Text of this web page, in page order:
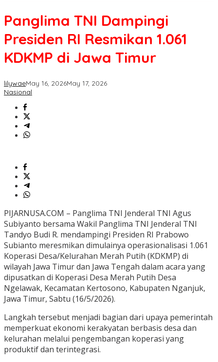
Panglima TNI Dampingi
Presiden RI Resmikan 1.061
KDKMP di Jawa Timur
lilywaeMay 16, 2026May 17, 2026
Nasional
PIJARNUSA.COM – Panglima TNI Jenderal TNI Agus
Subiyanto bersama Wakil Panglima TNI Jenderal TNI
Tandyo Budi R. mendampingi Presiden RI Prabowo
Subianto meresmikan dimulainya operasionalisasi 1.061
Koperasi Desa/Kelurahan Merah Putih (KDKMP) di
wilayah Jawa Timur dan Jawa Tengah dalam acara yang
dipusatkan di Koperasi Desa Merah Putih Desa
Ngelawak, Kecamatan Kertosono, Kabupaten Nganjuk,
Jawa Timur, Sabtu (16/5/2026).
Langkah tersebut menjadi bagian dari upaya pemerintah
memperkuat ekonomi kerakyatan berbasis desa dan
kelurahan melalui pengembangan koperasi yang
produktif dan terintegrasi.